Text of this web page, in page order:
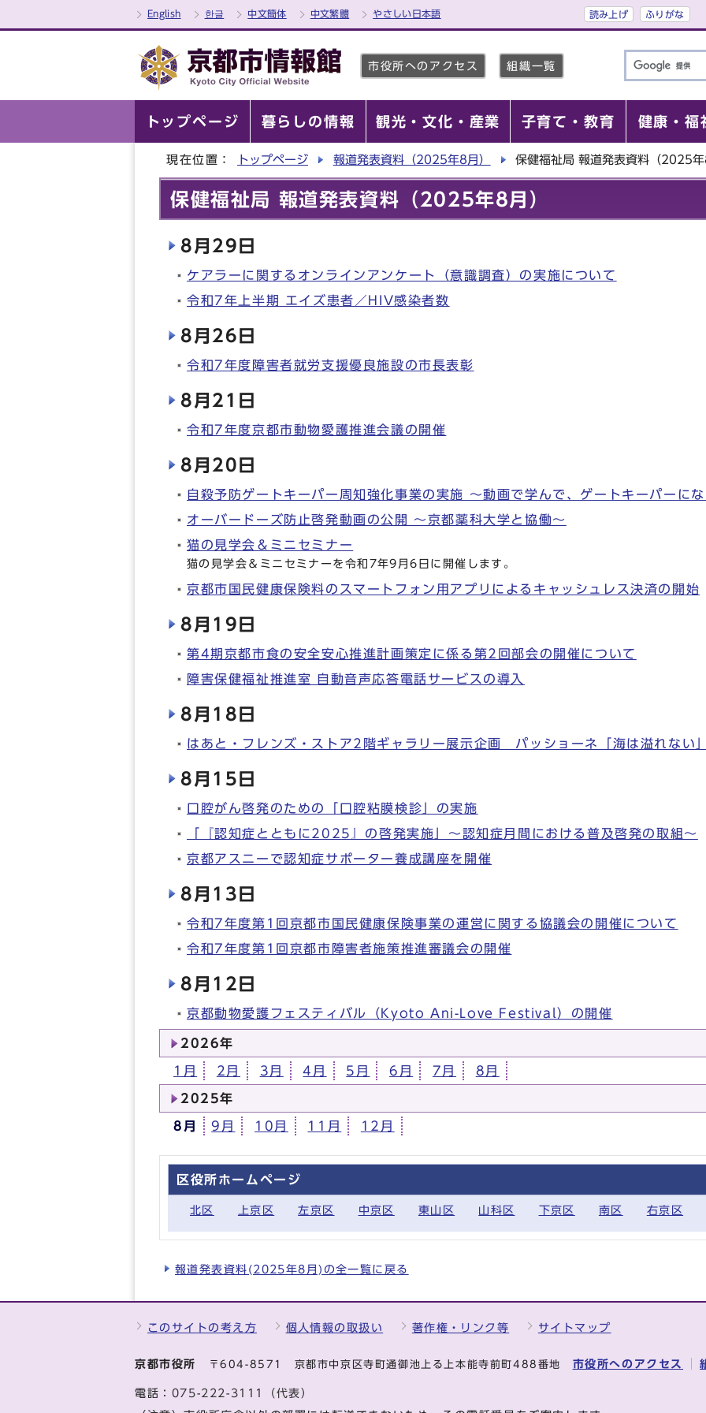
English 한글 中文簡体 中文繁體 やさしい日本語 読み上げ ふりがな
市役所へのアクセス 組織一覧
トップページ 暮らしの情報 観光・文化・産業 子育て・教育 健康・福
現在位置： トップページ 報道発表資料（2025年8月） 保健福祉局 報道発表資料（2025
保健福祉局 報道発表資料（2025年8月）
8月29日
ケアラーに関するオンラインアンケート（意識調査）の実施について
令和7年上半期 エイズ患者／HIV感染者数
8月26日
令和7年度障害者就労支援優良施設の市長表彰
8月21日
令和7年度京都市動物愛護推進会議の開催
8月20日
自殺予防ゲートキーパー周知強化事業の実施 ～動画で学んで、ゲートキーパーに
オーバードーズ防止啓発動画の公開 ～京都薬科大学と協働～
猫の見学会＆ミニセミナー
猫の見学会＆ミニセミナーを令和7年9月6日に開催します。
京都市国民健康保険料のスマートフォン用アプリによるキャッシュレス決済の開始
8月19日
第4期京都市食の安全安心推進計画策定に係る第2回部会の開催について
障害保健福祉推進室 自動音声応答電話サービスの導入
8月18日
はあと・フレンズ・ストア2階ギャラリー展示企画 パッショーネ「海は溢れない
8月15日
口腔がん啓発のための「口腔粘膜検診」の実施
「『認知症とともに2025』の啓発実施」～認知症月間における普及啓発の取組～
京都アスニーで認知症サポーター養成講座を開催
8月13日
令和7年度第1回京都市国民健康保険事業の運営に関する協議会の開催について
令和7年度第1回京都市障害者施策推進審議会の開催
8月12日
京都動物愛護フェスティバル（Kyoto Ani-Love Festival）の開催
2026年
1月 2月 3月 4月 5月 6月 7月 8月
2025年
8月 9月 10月 11月 12月
区役所ホームページ
北区 上京区 左京区 中京区 東山区 山科区 下京区 南区 右京区
報道発表資料(2025年8月)の全一覧に戻る
このサイトの考え方 個人情報の取扱い 著作権・リンク等 サイトマップ
京都市役所 〒604-8571 京都市中京区寺町通御池上る上本能寺前町488番地 市役所へのアクセス
電話： 075-222-3111（代表）